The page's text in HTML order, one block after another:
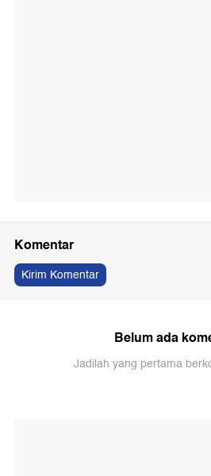
Komentar
Kirim Komentar
Belum ada
Jadilah yang pertama